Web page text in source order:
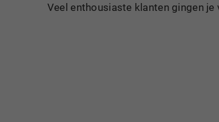
Veel enthousiaste klanten gingen